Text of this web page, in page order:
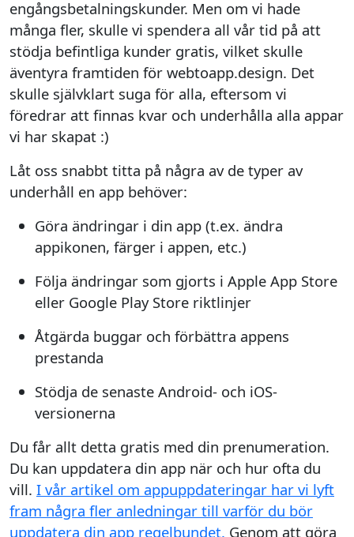
engångsbetalningskunder. Men om vi hade
många fler, skulle vi spendera all vår tid på att
stödja befintliga kunder gratis, vilket skulle
äventyra framtiden för webtoapp.design. Det
skulle självklart suga för alla, eftersom vi
föredrar att finnas kvar och underhålla alla appar
vi har skapat :)
Låt oss snabbt titta på några av de typer av
underhåll en app behöver:
Göra ändringar i din app (t.ex. ändra
appikonen, färger i appen, etc.)
Följa ändringar som gjorts i Apple App Store
eller Google Play Store riktlinjer
Åtgärda buggar och förbättra appens
prestanda
Stödja de senaste Android- och iOS-
versionerna
Du får allt detta gratis med din prenumeration.
Du kan uppdatera din app när och hur ofta du
vill. I vår artikel om appuppdateringar har vi lyft
fram några fler anledningar till varför du bör
uppdatera din app regelbundet. Genom att göra